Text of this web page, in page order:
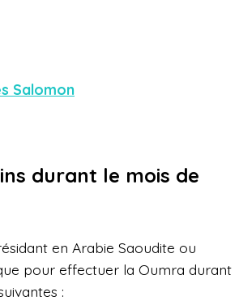
Salomon
durant le mois de
en Arabie Saoudite ou
pour effectuer la Oumra durant
: